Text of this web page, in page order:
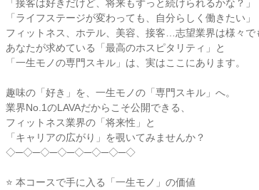
「接客は好きだけど、将来もずっと続けられるかな？」
「ライフステージが変わっても、自分らしく働きたい」
フィットネス、ホテル、美容、接客…志望業界は様々で
あなたが求めている「最高のホスピタリティ」と
「一生モノの専門スキル」は、実はここにあります。
趣味の「好き」を、一生モノの「専門スキル」へ。
業界No.1のLAVAだからこそ公開できる、
フィットネス業界の「将来性」と
「キャリアの広がり」を覗いてみませんか？
◇─◇─◇─◇─◇─◇─◇─◇
⭐ 本コースで手に入る「一生モノ」の価値